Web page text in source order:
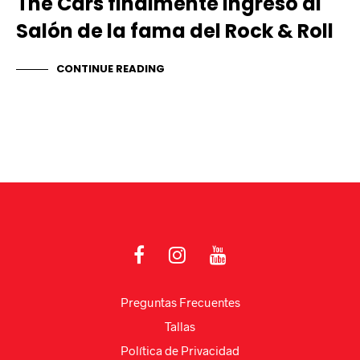
Salón de la fama del Rock & Roll
CONTINUE READING
Preguntas Frecuentes
Tallas
Política de Privacidad